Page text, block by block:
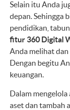
Selain itu Anda
depan. Sehingga
pendidikan,
fitur 360 Digital
Anda melihat
Dengan begitu
keuangan.
Dalam
aset dan tambah